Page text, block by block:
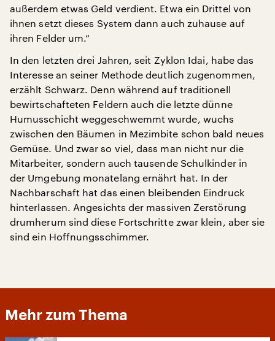
außerdem etwas Geld verdient. Etwa ein Drittel von
ihnen setzt dieses System dann auch zuhause auf
ihren Felder um.“
In den letzten drei Jahren, seit Zyklon Idai, habe das
Interesse an seiner Methode deutlich zugenommen,
erzählt Schwarz. Denn während auf traditionell
bewirtschafteten Feldern auch die letzte dünne
Humusschicht weggeschwemmt wurde, wuchs
zwischen den Bäumen in Mezimbite schon bald neues
Gemüse. Und zwar so viel, dass man nicht nur die
Mitarbeiter, sondern auch tausende Schulkinder in
der Umgebung monatelang ernährt hat. In der
Nachbarschaft hat das einen bleibenden Eindruck
hinterlassen. Angesichts der massiven Zerstörung
drumherum sind diese Fortschritte zwar klein, aber sie
sind ein Hoffnungsschimmer.
Mehr zum Thema